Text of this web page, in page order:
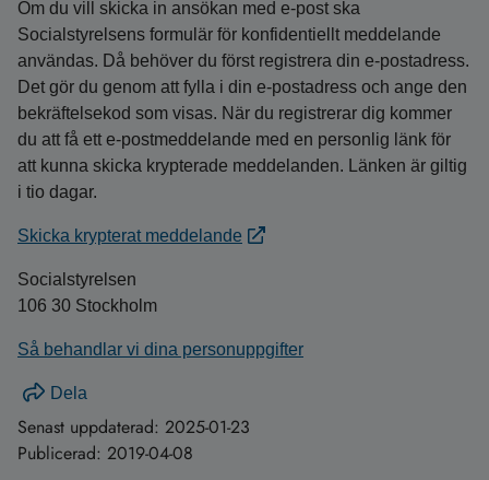
Om du vill skicka in ansökan med e-post ska
Socialstyrelsens formulär för konfidentiellt meddelande
användas. Då behöver du först registrera din e-postadress.
Det gör du genom att fylla i din e-postadress och ange den
bekräftelsekod som visas. När du registrerar dig kommer
du att få ett e-postmeddelande med en personlig länk för
att kunna skicka krypterade meddelanden. Länken är giltig
i tio dagar.
Skicka krypterat meddelande
Socialstyrelsen
106 30 Stockholm
Så behandlar vi dina personuppgifter
Dela
Senast uppdaterad: 2025-01-23
Publicerad: 2019-04-08